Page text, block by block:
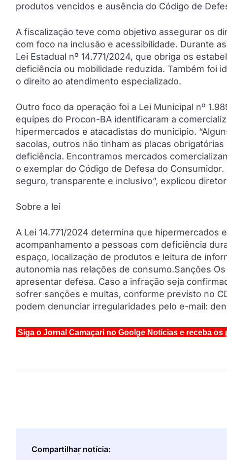
produtos vencidos e ausência do Código de
A fiscalização teve como objetivo assegurar os
com foco na inclusão e acessibilidade. Durante
Lei Estadual nº 14.771/2024, que obriga os
deficiência ou mobilidade reduzida. Também foi
o direito ao atendimento especializado.
Outro foco da operação foi a Lei Municipal nº
equipes do Procon-BA identificaram a
hipermercados e atacadistas do município.
sacolas, outros não tinham as placas
deficiência. Encontramos mercados
o exemplar do Código de Defesa do
seguro, transparente e inclusivo”, explicou
Sobre a lei
A Lei 14.771/2024 determina que hipermercados
acompanhamento a pessoas com deficiência
espaço, localização de produtos e leitura de
autonomia nas relações de consumo.Sanções
apresentar defesa. Caso a infração seja
sofrer sanções e multas, conforme previsto no
podem denunciar irregularidades pelo e-mail:
Siga o Jornal Camaçari no Goolge Notícias e receba
Compartilhar notícia: